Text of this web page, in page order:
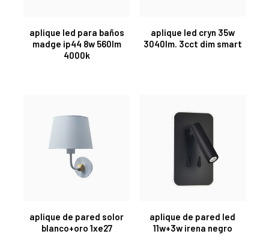
aplique led para baños
madge ip44 8w 560lm
4000k
aplique led cryn 35w
3040lm. 3cct dim smart
aplique de pared solor
blanco+oro 1xe27
aplique de pared led
11w+3w irena negro